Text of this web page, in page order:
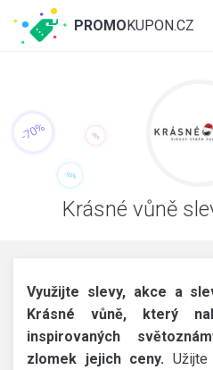
Krásné vůně
Využijte slevy, akce a
Krásné vůně, který
inspirovaných
zlomek jejich ceny.
PROMOKUPON.CZ